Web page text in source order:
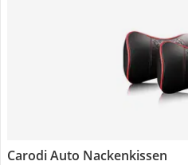
Carodi Auto Nackenkissen